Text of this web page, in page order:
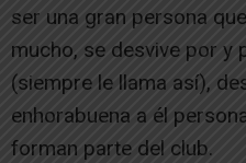
ser una gran persona
mucho, se desvive por y
(siempre le llama así),
enhorabuena a él
forman parte del club.